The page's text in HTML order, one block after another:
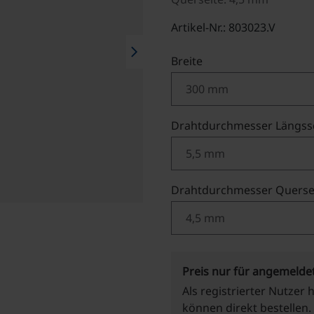
chevron_right
Artikel-Nr.: 803023.V
Breite
Drahtdurchmesser
Drahtdurchmesser
Preis nur für
Als registrierter Nutzer
können direkt bestellen.